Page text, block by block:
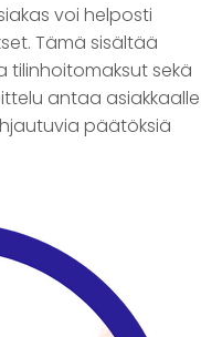
voi helposti
Tämä sisältää
tilinhoitomaksut sekä
antaa asiakkaalle
päätöksiä